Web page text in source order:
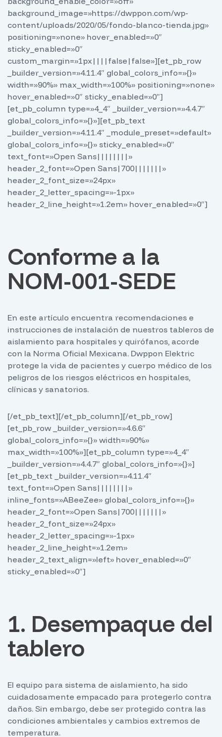
background_image=»https://dwppon.com/wp-
content/uploads/2020/05/fondo-blanco-tienda.jpg»
positioning=»none» hover_enabled=»0″
sticky_enabled=»0″
custom_margin=»1px||||false|false»][et_pb_row
_builder_version=»4.11.4″ global_colors_info=»{}»
width=»90%» max_width=»100%» positioning=»none»
hover_enabled=»0″ sticky_enabled=»0″]
[et_pb_column type=»4_4″ _builder_version=»4.4.7″
global_colors_info=»{}»][et_pb_text
_builder_version=»4.11.4″ _module_preset=»default»
global_colors_info=»{}» sticky_enabled=»0″
text_font=»Open Sans||||||||»
header_2_font=»Open Sans|700|||||||»
header_2_font_size=»24px»
header_2_letter_spacing=»-1px»
header_2_line_height=»1.2em» hover_enabled=»0″]
Conforme a la
NOM-001-SEDE
En este artículo encuentra recomendaciones e
instrucciones de instalación de nuestros tableros de
aislamiento para hospitales y quirófanos, acorde
con la Norma Oficial Mexicana. Dwppon Elektric
protege la vida de pacientes y cuerpo médico de los
peligros de los riesgos eléctricos en hospitales,
clínicas y sanatorios.
[/et_pb_text][/et_pb_column][/et_pb_row]
[et_pb_row _builder_version=»4.6.6″
global_colors_info=»{}» width=»90%»
max_width=»100%»][et_pb_column type=»4_4″
_builder_version=»4.4.7″ global_colors_info=»{}»]
[et_pb_text _builder_version=»4.11.4″
text_font=»Open Sans||||||||»
inline_fonts=»ABeeZee» global_colors_info=»{}»
header_2_font=»Open Sans|700|||||||»
header_2_font_size=»24px»
header_2_letter_spacing=»-1px»
header_2_line_height=»1.2em»
header_2_text_align=»left» hover_enabled=»0″
sticky_enabled=»0″]
1. Desempaque del
tablero
El equipo para sistema de aislamiento, ha sido
cuidadosamente empacado para protegerlo contra
daños. Sin embargo, debe ser protegido contra las
condiciones ambientales y cambios extremos de
temperatura.